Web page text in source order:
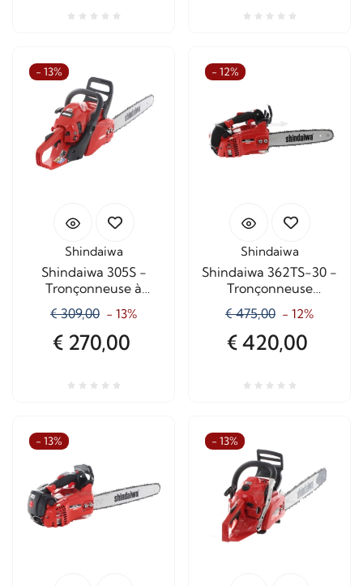
- 13%
Shindaiwa
Shindaiwa 305S -
Tronçonneuse à
essence - Lame de 35
cm
€ 309,00 - 13%
€ 270,00
- 12%
Shindaiwa
Shindaiwa 362TS-30 -
Tronçonneuse
d'élagage à essence
avec lame de 30 cm
€ 475,00 - 12%
€ 420,00
- 13% - 13%